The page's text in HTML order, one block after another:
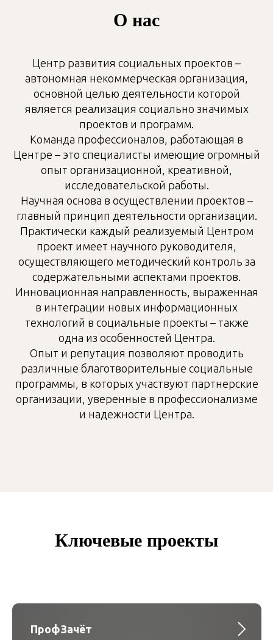
О нас
Центр развития социальных проектов –
автономная некоммерческая организация,
основной целью деятельности которой
является реализация социально значимых
проектов и программ.
Команда профессионалов, работающая в
Центре – это специалисты имеющие огромный
опыт организационной, креативной,
исследовательской работы.
Научная основа в осуществлении проектов –
главный принцип деятельности организации.
Практически каждый реализуемый Центром
проект имеет научного руководителя,
осуществляющего методический контроль за
содержательными аспектами проектов.
Инновационная направленность, выраженная
в интеграции новых информационных
технологий в социальные проекты – также
одна из особенностей Центра.
Опыт и репутация позволяют проводить
различные благотворительные социальные
программы, в которых участвуют партнерские
организации, уверенные в профессионализме
и надежности Центра.
Ключевые проекты
ПрофЗачёт